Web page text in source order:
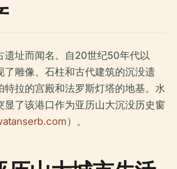
遗址而闻名。自20世纪50年代以
了雕像、石柱和古代建筑的沉没遗
特拉的宫殿和法罗斯灯塔的地基。水
显了该港口作为亚历山大沉没历史窗
）。